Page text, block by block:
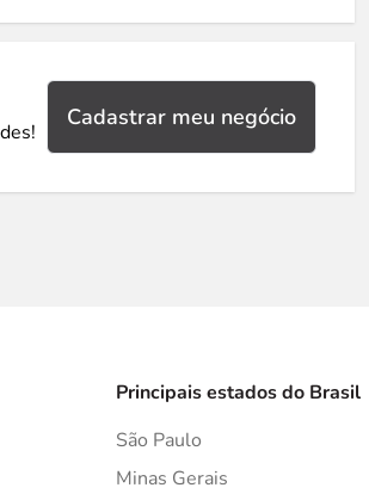
Cadastrar meu negócio
Principais estados do Brasil
São Paulo
Minas Gerais